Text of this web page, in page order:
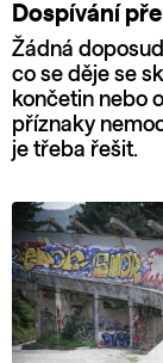
Dospívání
Žádná
co se děje se
končetin nebo
příznaky
je třeba řešit.